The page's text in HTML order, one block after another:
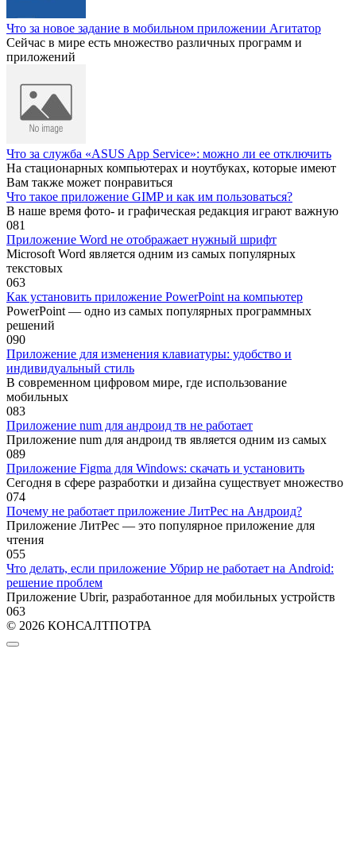
Что за новое задание в мобильном приложении Агитатор
Сейчас в мире есть множество различных программ и
приложений
Что за служба «ASUS App Service»: можно ли ее отключить
На стационарных компьютерах и ноутбуках, которые имеют
Вам также может понравиться
Что такое приложение GIMP и как им пользоваться?
В наше время фото- и графическая редакция играют важную
081
Приложение Word не отображает нужный шрифт
Microsoft Word является одним из самых популярных
текстовых
063
Как установить приложение PowerPoint на компьютер
PowerPoint — одно из самых популярных программных
решений
090
Приложение для изменения клавиатуры: удобство и
индивидуальный стиль
В современном цифровом мире, где использование
мобильных
083
Приложение num для андроид тв не работает
Приложение num для андроид тв является одним из самых
089
Приложение Figma для Windows: скачать и установить
Сегодня в сфере разработки и дизайна существует множество
074
Почему не работает приложение ЛитРес на Андроид?
Приложение ЛитРес — это популярное приложение для
чтения
055
Что делать, если приложение Убрир не работает на Android:
решение проблем
Приложение Ubrir, разработанное для мобильных устройств
063
© 2026 КОНСАЛТПОТРА